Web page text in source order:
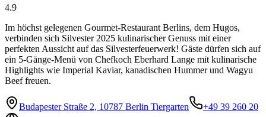
4.9
Im höchst gelegenen Gourmet-Restaurant Berlins, dem Hugos,
verbinden sich Silvester 2025 kulinarischer Genuss mit einer
perfekten Aussicht auf das Silvesterfeuerwerk! Gäste dürfen sich auf
ein 5-Gänge-Menü von Chefkoch Eberhard Lange mit kulinarische
Highlights wie Imperial Kaviar, kanadischen Hummer und Wagyu
Beef freuen.
Budapester Straße 2, 10787 Berlin Tiergarten
+49 39 260 20